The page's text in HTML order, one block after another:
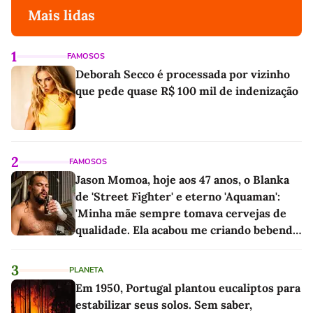
Mais lidas
1 FAMOSOS
Deborah Secco é processada por vizinho
que pede quase R$ 100 mil de indenização
2 FAMOSOS
Jason Momoa, hoje aos 47 anos, o Blanka
de 'Street Fighter' e eterno 'Aquaman':
'Minha mãe sempre tomava cervejas de
qualidade. Ela acabou me criando bebendo
3 PLANETA
Em 1950, Portugal plantou eucaliptos para
estabilizar seus solos. Sem saber,